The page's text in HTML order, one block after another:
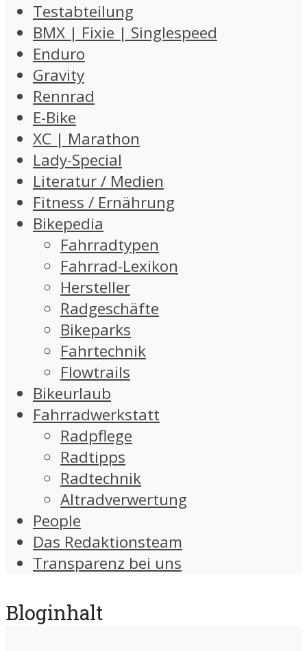
Testabteilung
BMX | Fixie | Singlespeed
Enduro
Gravity
Rennrad
E-Bike
XC | Marathon
Lady-Special
Literatur / Medien
Fitness / Ernährung
Bikepedia
Fahrradtypen
Fahrrad-Lexikon
Hersteller
Radgeschäfte
Bikeparks
Fahrtechnik
Flowtrails
Bikeurlaub
Fahrradwerkstatt
Radpflege
Radtipps
Radtechnik
Altradverwertung
People
Das Redaktionsteam
Transparenz bei uns
Bloginhalt